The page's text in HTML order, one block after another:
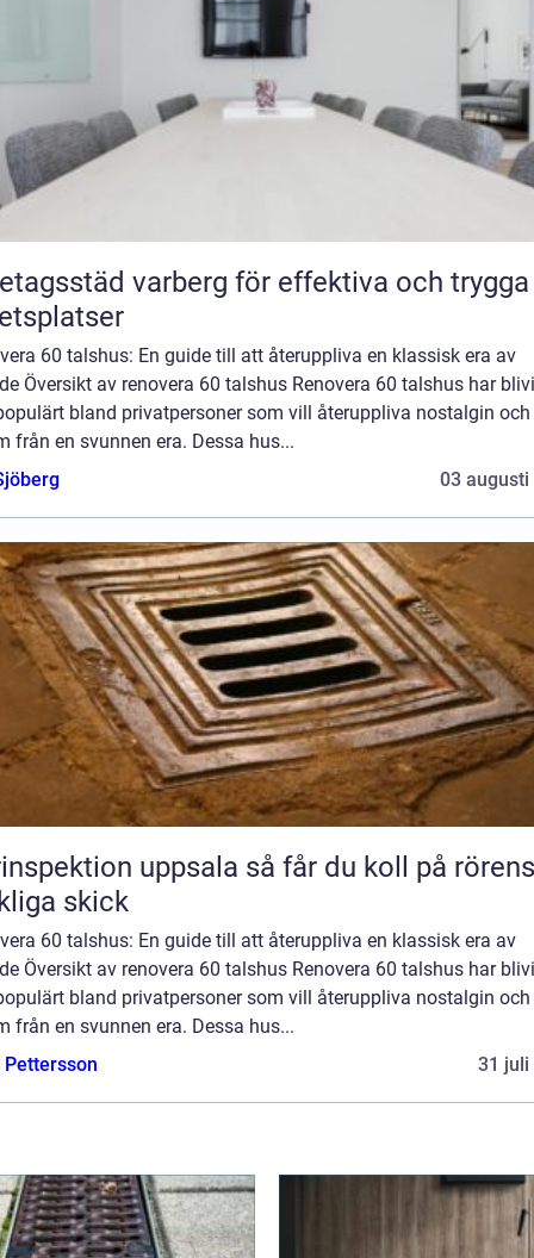
varberg för effektiva och trygga
60 talshus: En guide till att återuppliva en klassisk era av
Översikt av renovera 60 talshus Renovera 60 talshus har
bland privatpersoner som vill återuppliva nostalgin och
från en svunnen era. Dessa hus...
03 augusti
uppsala så får du koll på rörens
skick
60 talshus: En guide till att återuppliva en klassisk era av
Översikt av renovera 60 talshus Renovera 60 talshus har
bland privatpersoner som vill återuppliva nostalgin och
från en svunnen era. Dessa hus...
31 juli